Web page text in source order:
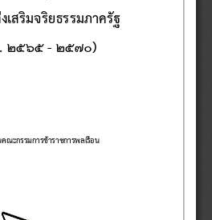
เสริมจริยธรรมภาครัฐ
๒๕๖๕-๒๕๗๐)
ณะกรรมการข้าราชการพลเรือน